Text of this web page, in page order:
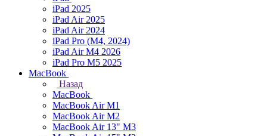
iPad 2025
iPad Air 2025
iPad Air 2024
iPad Pro (M4, 2024)
iPad Air M4 2026
iPad Pro M5 2025
MacBook
Назад
MacBook
MacBook Air M1
MacBook Air M2
MacBook Air 13" M3